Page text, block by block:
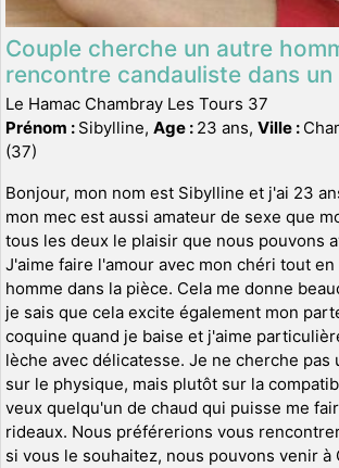
Couple cherche un autre
rencontre candauliste dans
Le Hamac Chambray Les Tours 37
Prénom : Sibylline, Age : 23 ans, Ville :
(37)
Bonjour, mon nom est Sibylline et j'ai 23
mon mec est aussi amateur de sexe que
tous les deux le plaisir que nous pouvons
J'aime faire l'amour avec mon chéri tout en
homme dans la pièce. Cela me donne
je sais que cela excite également mon
coquine quand je baise et j'aime
lèche avec délicatesse. Je ne cherche pas
sur le physique, mais plutôt sur la
veux quelqu'un de chaud qui puisse me
rideaux. Nous préférerions vous
si vous le souhaitez, nous pouvons venir à